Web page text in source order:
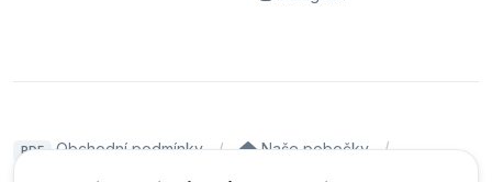
PDF Obchodní podmínky
Naše pobočky